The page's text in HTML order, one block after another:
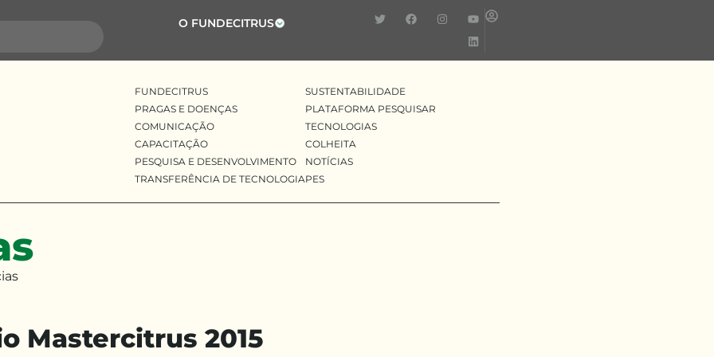
O FUNDECITRUS
SUSTENTABILIDADE
PLATAFORMA PESQUISAR
TECNOLOGIAS
COLHEITA
NOTÍCIAS
PES
FUNDECITRUS
PRAGAS E DOENÇAS
COMUNICAÇÃO
CAPACITAÇÃO
PESQUISA E DESENVOLVIMENTO
TRANSFERÊNCIA DE TECNOLOGIA
Mastercitrus 2015